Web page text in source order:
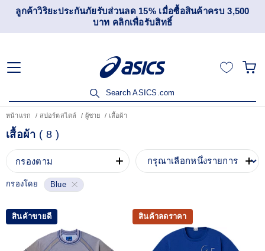
ลูกค้าวิริยะประกันภัยรับส่วนลด 15% เมื่อซื้อสินค้าครบ 3,500
บาท คลิกเพื่อรับสิทธิ์
Search ASICS.com
หน้าแรก สปอร์ตสไตล์ ผู้ชาย เสื้อผ้า
เสื้อผ้า ( 8 )
กรองตาม
กรองโดย Blue
สินค้าขายดี สินค้าลดราคา